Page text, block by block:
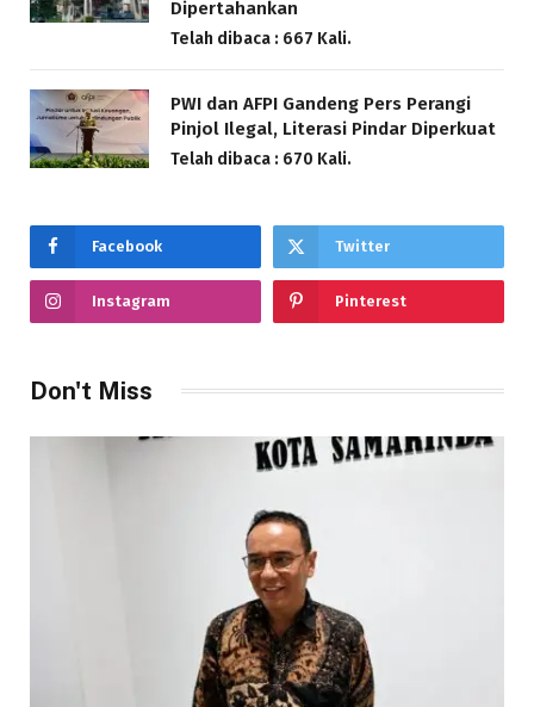
Dipertahankan
Telah dibaca : 667 Kali.
PWI dan AFPI Gandeng Pers Perangi
Pinjol Ilegal, Literasi Pindar Diperkuat
Telah dibaca : 670 Kali.
Facebook Twitter
Instagram Pinterest
Don't Miss